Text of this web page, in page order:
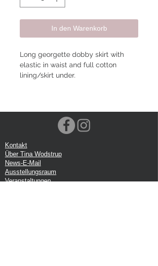
In den Warenkorb
Long georgette dobby skirt with
elastic in waist and full cotton
lining/skirt under.
Kontakt
Über Tina Wodstrup
News-E-Mail
Ausstellungsraum
Veranstaltungen